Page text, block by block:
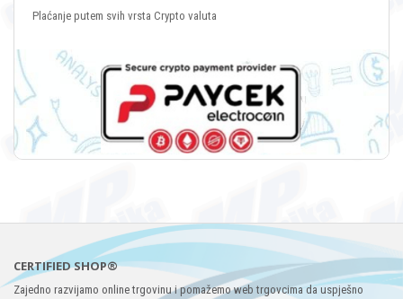
Plaćanje putem svih vrsta Crypto valuta
CERTIFIED SHOP®
Zajedno razvijamo online trgovinu i pomažemo web trgovcima da uspješno